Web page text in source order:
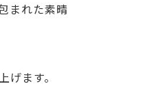
まれた素晴
ます。